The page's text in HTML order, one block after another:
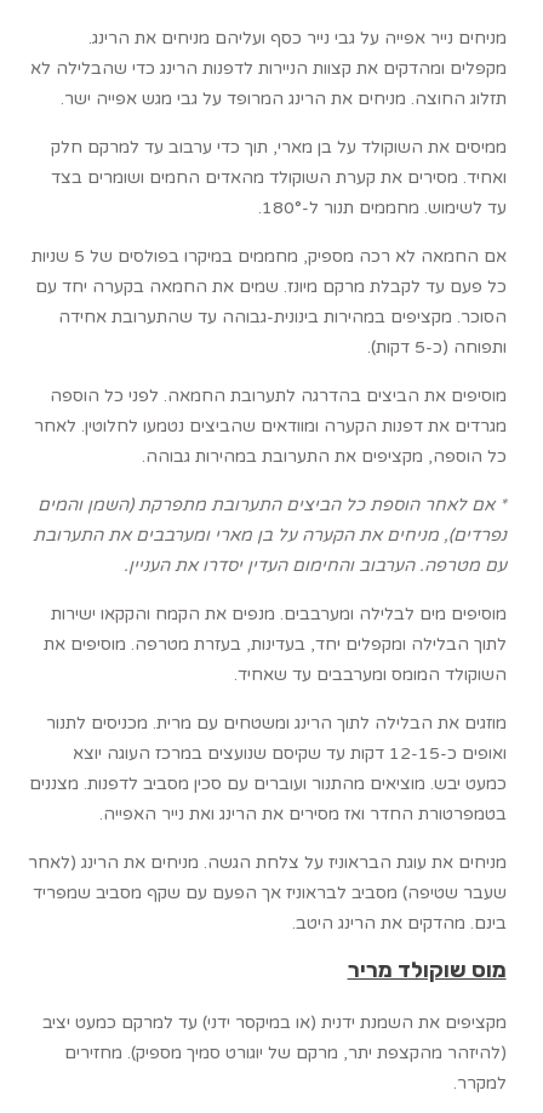
מניחים נייר אפייה על גבי נייר כסף ועליהם מניחים את הרינג.
מקפלים ומהדקים את קצוות הניירות לדפנות הרינג כדי שהבלילה לא
תזלוג החוצה. מניחים את הרינג המרופד על גבי מגש אפייה ישר.
ממיסים את השוקולד על בן מארי, תוך כדי ערבוב עד למרקם חלק
ואחיד. מסירים את קערת השוקולד מהאדים החמים ושומרים בצד
עד לשימוש. מחממים תנור ל-180°.
אם החמאה לא רכה מספיק, מחממים במיקרו בפולסים של 5 שניות
כל פעם עד לקבלת מרקם מיונז. שמים את החמאה בקערה יחד עם
הסוכר. מקציפים במהירות בינונית-גבוהה עד שהתערובת אחידה
ותפוחה (כ-5 דקות).
מוסיפים את הביצים בהדרגה לתערובת החמאה. לפני כל הוספה
מגרדים את דפנות הקערה ומוודאים שהביצים נטמעו לחלוטין. לאחר
כל הוספה, מקציפים את התערובת במהירות גבוהה.
* אם לאחר הוספת כל הביצים התערובת מתפרקת (השמן והמים
נפרדים), מניחים את הקערה על בן מארי ומערבבים את התערובת
עם מטרפה. הערבוב והחימום העדין יסדרו את העניין.
מוסיפים מים לבלילה ומערבבים. מנפים את הקמח והקקאו ישירות
לתוך הבלילה ומקפלים יחד, בעדינות, בעזרת מטרפה. מוסיפים את
השוקולד המומס ומערבבים עד שאחיד.
מוזגים את הבלילה לתוך הרינג ומשטחים עם מרית. מכניסים לתנור
ואופים כ-12-15 דקות עד שקיסם שנועצים במרכז העוגה יוצא
כמעט יבש. מוציאים מהתנור ועוברים עם סכין מסביב לדפנות. מצננים
בטמפרטורת החדר ואז מסירים את הרינג ואת נייר האפייה.
מניחים את עוגת הבראוניז על צלחת הגשה. מניחים את הרינג (לאחר
שעבר שטיפה) מסביב לבראוניז אך הפעם עם שקף מסביב שמפריד
בינם. מהדקים את הרינג היטב.
מוס שוקולד מריר
מקציפים את השמנת ידנית (או במיקסר ידני) עד למרקם כמעט יציב
(להיזהר מהקצפת יתר, מרקם של יוגורט סמיך מספיק). מחזירים
למקרר.